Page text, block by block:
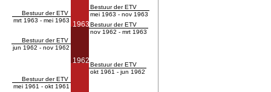
Bestuur der ETV
mrt 1963 - mei 1963
Bestuur der ETV
jun 1962 - nov 1962
Bestuur der ETV
mei 1961 - okt 1961
1963
1962
Bestuur der ETV
mei 1963 - nov 1963
Bestuur der ETV
nov 1962 - mrt 1963
Bestuur der ETV
okt 1961 - jun 1962